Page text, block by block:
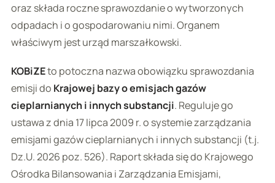
oraz składa roczne sprawozdanie o wytworzonych
odpadach i o gospodarowaniu nimi. Organem
właściwym jest urząd marszałkowski.
KOBiZEto potoczna nazwa obowiązku sprawozdania
emisji do Krajowej bazy o emisjach gazów
cieplarnianych i innych substancji. Reguluje go
ustawa z dnia 17 lipca 2009 r. o systemie zarządzania
emisjami gazów cieplarnianych i innych substancji (t.j.
Dz.U. 2026 poz. 526). Raport składa się do Krajowego
Ośrodka Bilansowania i Zarządzania Emisjami,